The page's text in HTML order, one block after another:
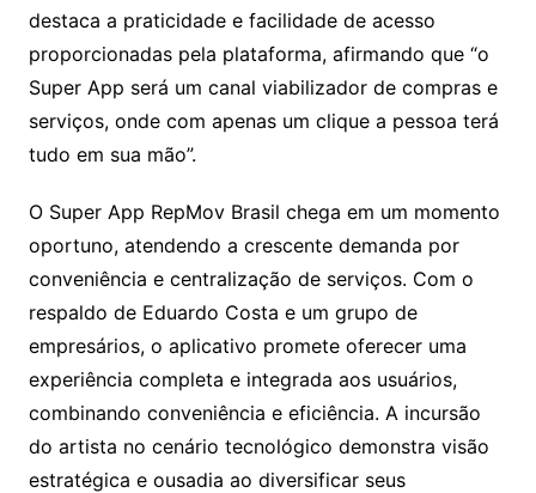
destaca a praticidade e facilidade de acesso
proporcionadas pela plataforma, afirmando que “o
Super App será um canal viabilizador de compras e
serviços, onde com apenas um clique a pessoa terá
tudo em sua mão”.
O Super App RepMov Brasil chega em um momento
oportuno, atendendo a crescente demanda por
conveniência e centralização de serviços. Com o
respaldo de Eduardo Costa e um grupo de
empresários, o aplicativo promete oferecer uma
experiência completa e integrada aos usuários,
combinando conveniência e eficiência. A incursão
do artista no cenário tecnológico demonstra visão
estratégica e ousadia ao diversificar seus